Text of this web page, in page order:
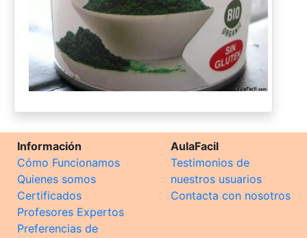
Información
Cómo Funcionamos
Quienes somos
Certificados
Profesores Expertos
Preferencias de
AulaFacil
Testimonios de
nuestros usuarios
Contacta con nosotros